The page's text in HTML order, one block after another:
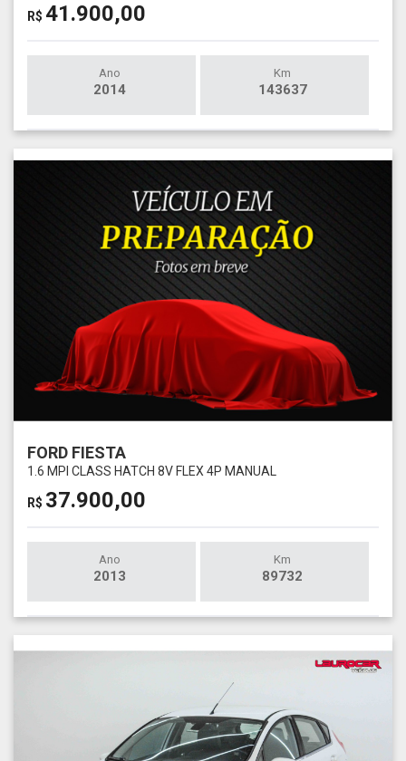
R$ 41.900,00
Ano
2014
Km
143637
FORD FIESTA
1.6 MPI CLASS HATCH 8V FLEX 4P MANUAL
R$ 37.900,00
Ano
2013
Km
89732